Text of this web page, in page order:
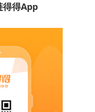
得得App